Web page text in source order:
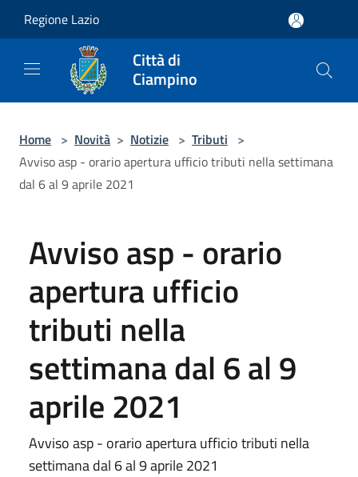
Regione Lazio
Città di
Ciampino
Home > Novità > Notizie > Tributi >
Avviso asp - orario apertura ufficio tributi nella settimana
dal 6 al 9 aprile 2021
Avviso asp - orario
apertura ufficio
tributi nella
settimana dal 6 al 9
aprile 2021
Avviso asp - orario apertura ufficio tributi nella
settimana dal 6 al 9 aprile 2021